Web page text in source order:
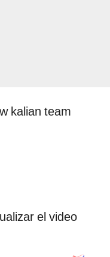
kalian team
el video